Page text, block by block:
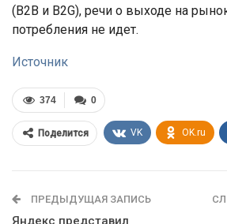
(B2B и B2G), речи о выходе на
потребления не идет.
Источник
0
374
Поделится VK OK.ru
ПРЕДЫДУЩАЯ ЗАПИСЬ
Яндекс представил